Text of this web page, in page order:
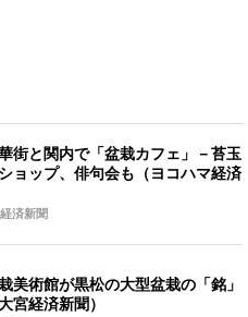
街と関内で「盆栽カフェ」－苔玉
ョップ、俳句会も（ヨコハマ経済
済新聞
美術館が黒松の大型盆栽の「銘」
宮経済新聞）